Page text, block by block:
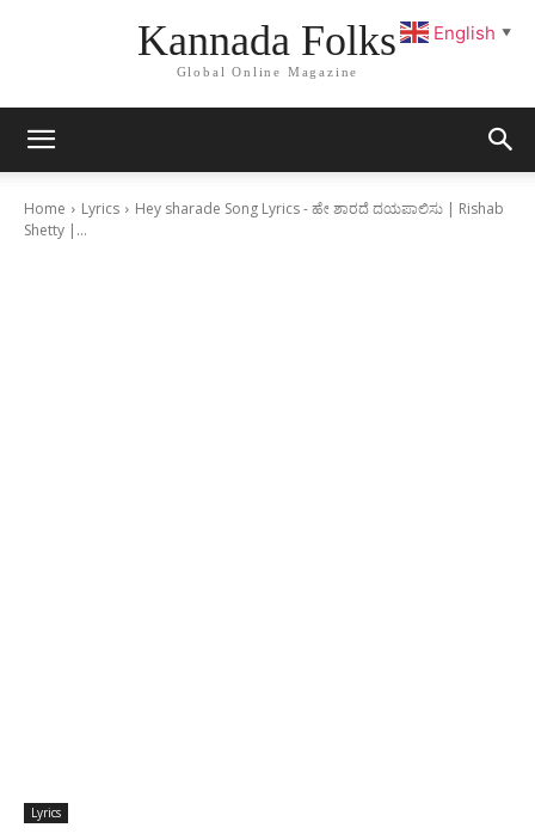
Kannada Folks
Global Online Magazine
Home Lyrics
Hey sharade Song Lyrics - ಹೇ ಶಾರದೆ ದಯಪಾಲಿಸು | Rishab
Shetty |...
Lyrics
English ▼